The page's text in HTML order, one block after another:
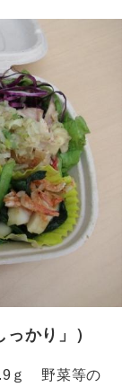
かり」）
ｇ 野菜等の